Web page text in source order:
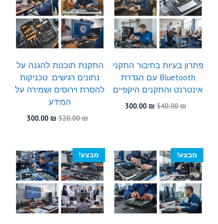
פתרון בעיות בחיבור התקני
Bluetooth עם הגדרת
אינטרנט והתקנים היקפיים
540.00₪
המחיר
300.00 ₪
התקנת תוכנות להגנה על
נתונים רגישים: טכניקות
להסרת וירוסים ושמירה על
המידע
520.00₪
המחיר
520.00 ₪.
300.00 ₪
המחיר
300.00 ₪.
מבצע! מבצע!